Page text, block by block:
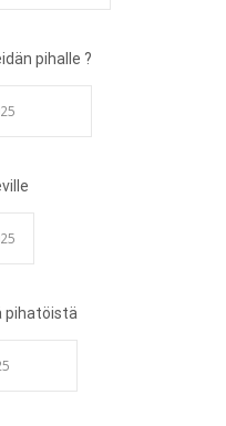
pihalle ?
pihatöistä